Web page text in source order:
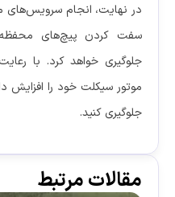
در نهایت، انجام سرویس‌های
سفت کردن پیچ‌های محفظه
جلوگیری خواهد کرد. با
موتور سیکلت خود را افزایش
جلوگیری کنید.
مقالات مرتبط